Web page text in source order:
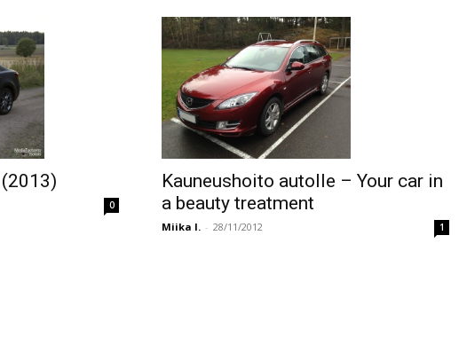
0
Kauneushoito autolle – Your car in
a beauty treatment
Miika I. - 28/11/2012 1